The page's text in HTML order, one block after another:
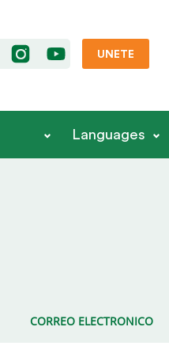
UNETE
Languages
CORREO ELECTRONICO